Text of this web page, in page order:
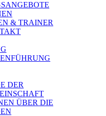
& TRAINER
DER
ÜBER DIE